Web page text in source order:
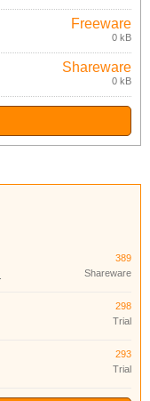
Freeware
0 kB
Shareware
0 kB
389
Shareware
298
Trial
293
Trial